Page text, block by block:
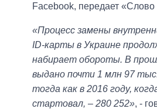
Facebook, передает «Слово
«Процесс замены
ID-карты в Украине
набирает обороты. В
выдано почти 1 млн 97
тогда как в 2016 году,
стартовал, – 280 252», -